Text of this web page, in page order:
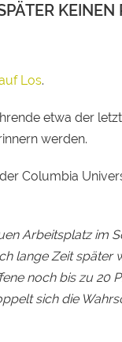
KEINEN
Los.
etwa der
werden.
Columbia
Arbeitsplatz im
lange Zeit später
noch bis zu 20
sich die